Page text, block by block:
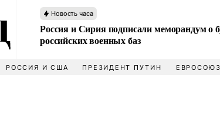
Новость часа
Россия и Сирия подписали меморандум о
российских военных баз
РОССИЯ И США ПРЕЗИДЕНТ ПУТИН ЕВРОСОЮЗ